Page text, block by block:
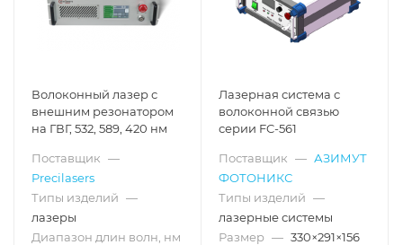
Волоконный лазер с
внешним резонатором
на ГВГ, 532, 589, 420 нм
Поставщик —
Precilasers
Типы изделий —
лазеры
Диапазон длин волн, нм
Лазерная система с
волоконной связью
серии FC-561
Поставщик — АЗИМУТ
ФОТОНИКС
Типы изделий —
лазерные системы
Размер — 330×291×156